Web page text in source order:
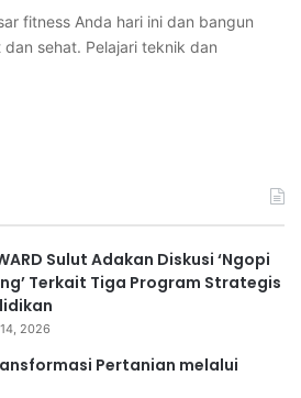
fitness Anda hari ini dan bangun
sehat. Pelajari teknik dan
Sulut Adakan Diskusi ‘Ngopi
Terkait Tiga Program Strategis
2026
Pertanian melalui